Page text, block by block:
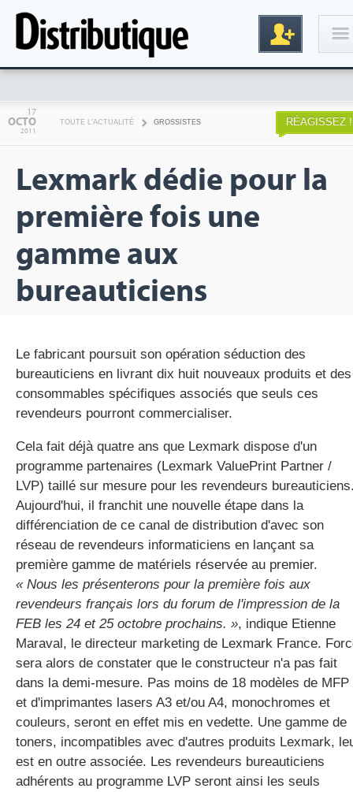
17
OCTO
2011
TOUTE L'ACTUALITÉ GROSSISTES RÉAGISSEZ !
Lexmark dédie pour la
première fois une
gamme aux
bureauticiens
Le fabricant poursuit son opération séduction des
bureauticiens en livrant dix huit nouveaux produits et des
consommables spécifiques associés que seuls ces
revendeurs pourront commercialiser.
Cela fait déjà quatre ans que Lexmark dispose d'un
programme partenaires (Lexmark ValuePrint Partner /
LVP) taillé sur mesure pour les revendeurs
Aujourd'hui, il franchit une nouvelle étape dans la
différenciation de ce canal de distribution d'avec son
réseau de revendeurs informaticiens en lançant sa
première gamme de matériels réservée au premier.
« Nous les présenterons pour la première fois aux
revendeurs français lors du forum de l'impression de la
FEB les 24 et 25 octobre prochains. », indique Etienne
Maraval, le directeur marketing de Lexmark France.
sera alors de constater que le constructeur n'a pas fait
dans la demi-mesure. Pas moins de 18 modèles de MFP
et d'imprimantes lasers A3 et/ou A4, monochromes et
couleurs, seront en effet mis en vedette. Une gamme de
toners, incompatibles avec d'autres produits Lexmark,
est en outre associée. Les revendeurs bureauticiens
adhérents au programme LVP seront ainsi les seuls